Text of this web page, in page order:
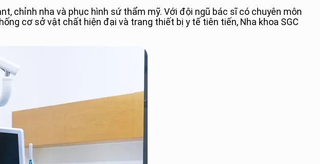
chỉnh nha và phục hình sứ thẩm mỹ. Với đội ngũ bác sĩ có chuyên môn
cơ sở vật chất hiện đại và trang thiết bị y tế tiên tiến, Nha khoa SGC